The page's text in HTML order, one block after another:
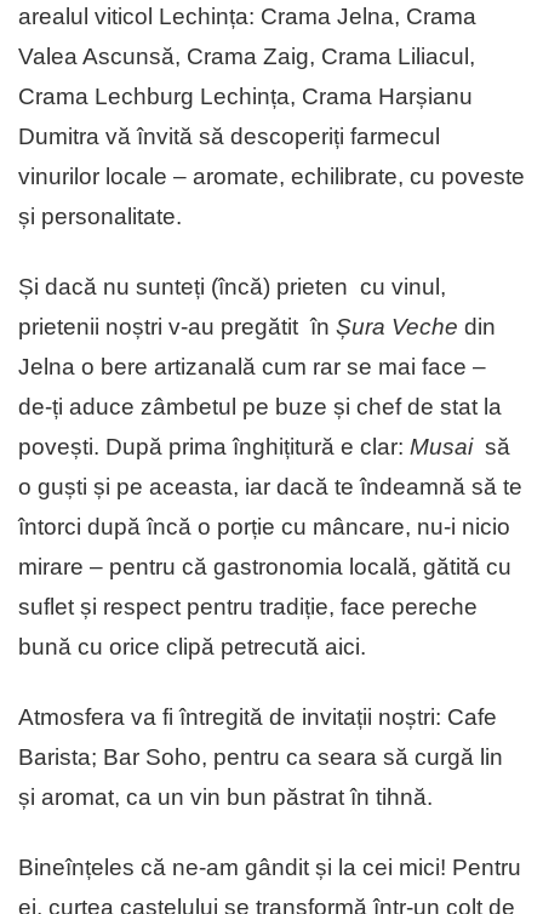
arealul viticol Lechința: Crama Jelna, Crama
Valea Ascunsă, Crama Zaig, Crama Liliacul,
Crama Lechburg Lechința, Crama Harșianu
Dumitra vă învită să descoperiți farmecul
vinurilor locale – aromate, echilibrate, cu poveste
și personalitate.
Și dacă nu sunteți (încă) prieten cu vinul,
prietenii noștri v-au pregătit în Șura Veche din
Jelna o bere artizanală cum rar se mai face –
de-ți aduce zâmbetul pe buze și chef de stat la
povești. După prima înghițitură e clar: Musaisă
o guști și pe aceasta, iar dacă te îndeamnă să te
întorci după încă o porție cu mâncare, nu-i nicio
mirare – pentru că gastronomia locală, gătită cu
suflet și respect pentru tradiție, face pereche
bună cu orice clipă petrecută aici.
Atmosfera va fi întregită de invitații noștri: Cafe
Barista; Bar Soho, pentru ca seara să curgă lin
și aromat, ca un vin bun păstrat în tihnă.
Bineînțeles că ne-am gândit și la cei mici! Pentru
ei, curtea castelului se transformă într-un colț de